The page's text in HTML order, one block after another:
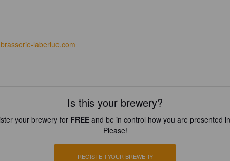
laberlue.com
Is this your brewery?
your brewery for FREEand be in control how you are presented
Please!
REGISTER YOUR BREWERY